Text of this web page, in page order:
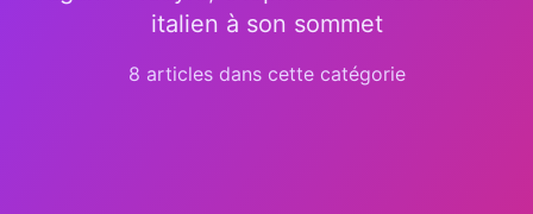
italien à son sommet
8 articles dans cette catégorie